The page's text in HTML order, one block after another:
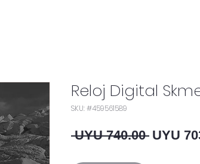
Reloj Digital
SKU: #459561589
UYU 740.00 Regular
UYU